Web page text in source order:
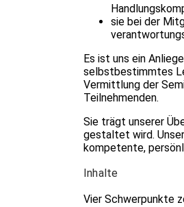
sie bei der
Es ist uns ein
selbstbestimmtes
Vermittlung der
Teilnehmenden.
Sie trägt unserer
gestaltet wird.
kompetente,
Inhalte
Vier Schwerpunkte